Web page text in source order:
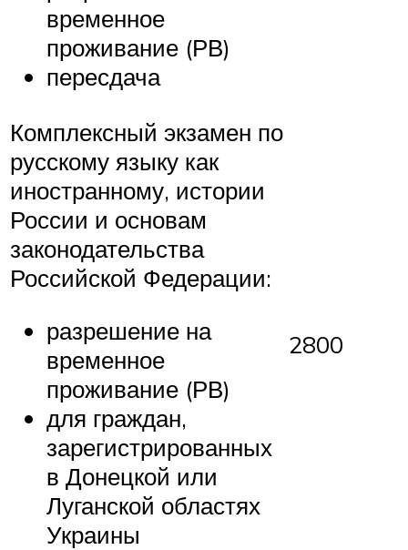
временное
проживание (РВ)
пересдача
Комплексный экзамен по
русскому языку как
иностранному, истории
России и основам
законодательства
Российской Федерации:
разрешение на
временное
проживание (РВ)
для граждан,
зарегистрированных
в Донецкой или
Луганской областях
Украины
2800